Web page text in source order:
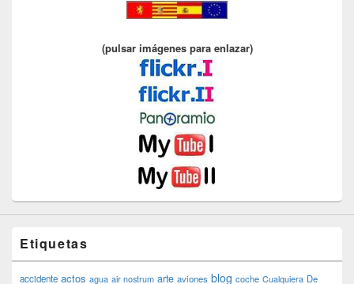
(pulsar imágenes para enlazar)
Etiquetas
accidente actos agua air nostrum arte aviones blog coche Cualquiera De